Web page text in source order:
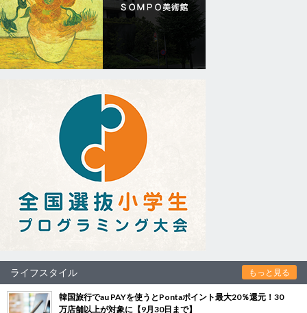
ライフスタイル もっと見る
韓国旅行でau PAYを使うとPontaポイント最大20％還元！30
万店舗以上が対象に【9月30日まで】